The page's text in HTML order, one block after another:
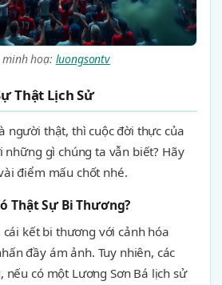
hoạ: luongsontv
Thật Lịch Sử
người thật, thì cuộc đời thực của
những gì chúng ta vẫn biết? Hãy
điểm mấu chốt nhé.
Thật Sự Bi Thương?
kết bi thương với cảnh hóa
đầy ám ảnh. Tuy nhiên, các
nếu có một Lương Sơn Bá lịch sử